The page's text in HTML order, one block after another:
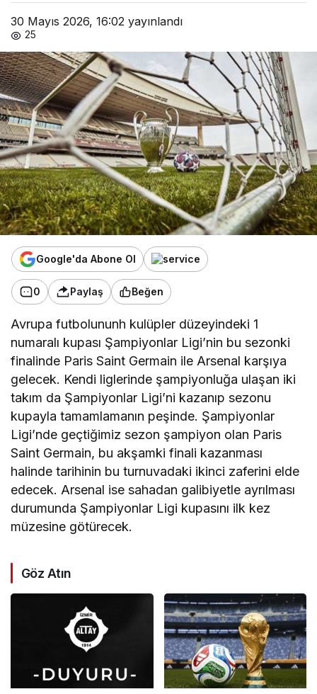
30 Mayıs 2026, 16:02 yayınlandı
25
Google'da Abone Ol
0 Paylaş Beğen
Avrupa futbolununh kulüpler düzeyindeki 1
numaralı kupası Şampiyonlar Ligi’nin bu sezonki
finalinde Paris Saint Germain ile Arsenal karşıya
gelecek. Kendi liglerinde şampiyonluğa ulaşan iki
takım da Şampiyonlar Ligi’ni kazanıp sezonu
kupayla tamamlamanın peşinde. Şampiyonlar
Ligi’nde geçtiğimiz sezon şampiyon olan Paris
Saint Germain, bu akşamki finali kazanması
halinde tarihinin bu turnuvadaki ikinci zaferini elde
edecek. Arsenal ise sahadan galibiyetle ayrılması
durumunda Şampiyonlar Ligi kupasını ilk kez
müzesine götürecek.
Göz Atın